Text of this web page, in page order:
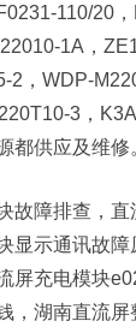
110/20，
1A，
2，WDP-
3，
都供应及维修
故障排查，
显示通讯故
屏充电模块
，湖南直流屏